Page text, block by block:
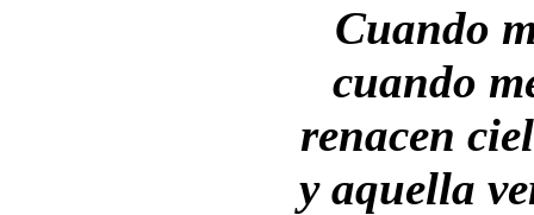
Cuando
cuando
renacen
y aquella